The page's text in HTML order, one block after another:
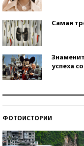
Самая
успеха
ФОТОИСТОРИИ